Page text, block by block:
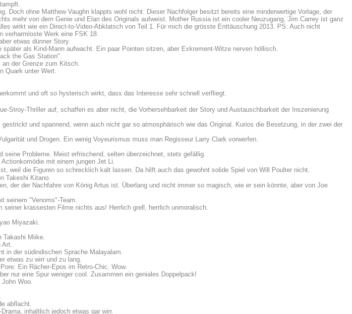
Doch ohne Matthew Vaughn klappts wohl nicht: Dieser Nachfolger besitzt bereits eine minderwertige Vorlage, der
mehr von dem Genie und Elan des Originals aufweist. Mother Russia ist ein cooler Neuzugang, Jim Carrey ist ganz
wirkt wie ein Direct-to-Video-Abklatsch von Teil 1. Für mich die grösste Enttäuschung 2013. PS: Auch nicht
verharmloste Werk eine FSK 18.
etwas dünner Story.
als Kind-Mann aufwacht. Ein paar Pointen sitzen, aber Exkrement-Witze nerven höllisch.
the Gas Station".
der Grenze zum Kitsch.
Quark unter Wert.
und oft so hysterisch wirkt, dass das Interesse sehr schnell verfliegt.
Stroy-Thriller auf, schaffen es aber nicht, die Vorhersehbarkeit der Story und Austauschbarkeit der Inszenierung
und spannend, wenn auch nicht gar so atmosphärisch wie das Original. Kurios die Besetzung, in der zwei der
und Drogen. Ein wenig Voyeurismus muss man Regisseur Larry Clark vorwerfen.
seine Probleme. Meist erfrischend, selten überzeichnet, stets gefällig.
mit einem jungen Jet Li.
weil die Figuren so schrecklich kalt lassen. Da hilft auch das gewohnt solide Spiel von Will Poulter nicht.
Takeshi Kitano.
der der Nachfahre von König Artus ist. Überlang und nicht immer so magisch, wie er sein könnte, aber von Joe
seinem "Venoms"-Team.
krassesten Filme nichts aus! Herrlich grell, herrlich unmoralisch.
Miyazaki.
Takashi Miike.
Art.
in der südindischen Sprache Malayalam.
etwas zu wirr und zu lang.
Ein Rächer-Epos im Retro-Chic. Wow.
nur eine Spur weniger cool. Zusammen ein geniales Doppelpack!
Woo.
abflacht.
inhaltlich jedoch etwas gar wirr.